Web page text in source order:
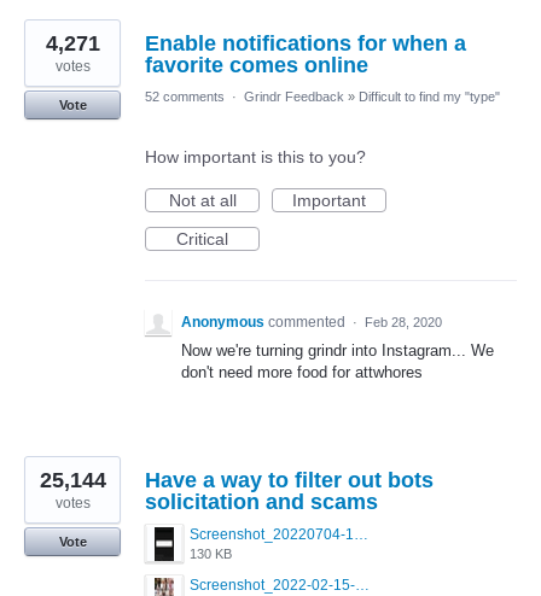
3
results
found
Enable notifications for when a
favorite comes online
4,271
votes
Vote
52 comments · Grindr Feedback » Difficult to find my "type"
How important is this to you?
Not at all
Important
Critical
Anonymous commented · Feb 28, 2020
Now we're turning grindr into Instagram... We
don't need more food for attwhores
Have a way to filter out bots
solicitation and scams
Screenshot_20220704-194627_Grindr.jpg
130 KB
Screenshot_2022-02-15-16-34-50-234_com.grindrapp.android.jpg
25,144
votes
Vote